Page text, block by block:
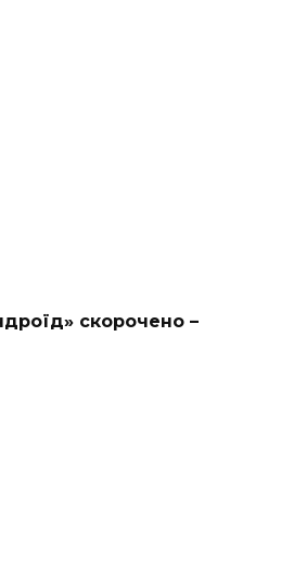
скорочено –